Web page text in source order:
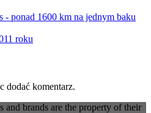
ponad 1600 km na jednym baku
roku
dodać komentarz.
brands are the property of their